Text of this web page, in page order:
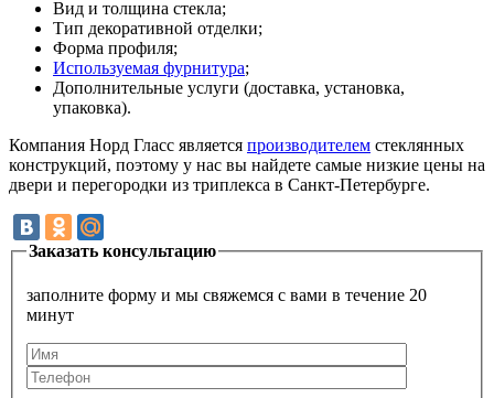
Вид и толщина стекла;
Тип декоративной отделки;
Форма профиля;
Используемая фурнитура;
Дополнительные услуги (доставка, установка,
упаковка).
Компания Норд Гласс является производителем стеклянных
конструкций, поэтому у нас вы найдете самые низкие цены на
двери и перегородки из триплекса в Санкт-Петербурге.
Заказать консультацию
заполните форму и мы свяжемся с вами в течение 20
минут